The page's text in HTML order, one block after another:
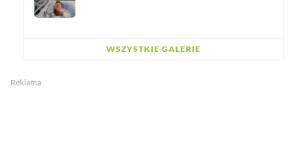
WSZYSTKIE GALERIE
Reklama